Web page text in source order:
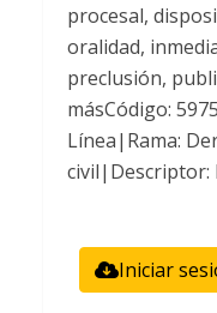
procesal,
oralidad,
preclusión,
másCódigo:
Línea|Rama:
civil|Descriptor:
Iniciar